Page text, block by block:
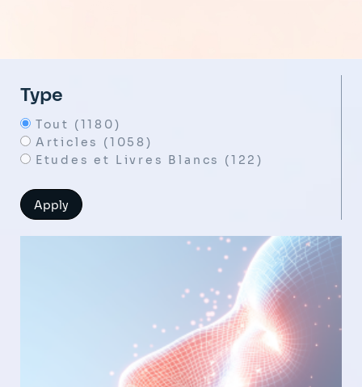
Type
Tout (1180)
Articles (1058)
Etudes et Livres Blancs (122)